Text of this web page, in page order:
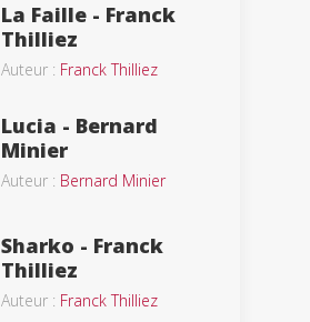
La Faille - Franck
Thilliez
Auteur : Franck Thilliez
Lucia - Bernard
Minier
Auteur : Bernard Minier
Sharko - Franck
Thilliez
Auteur : Franck Thilliez